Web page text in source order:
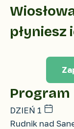
płyniesz
Program
DZIEŃ 1
Rudnik nad